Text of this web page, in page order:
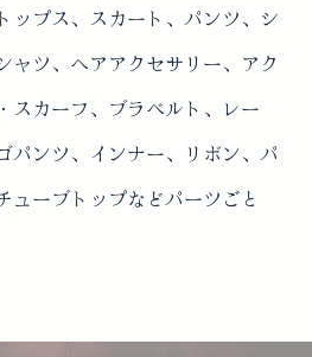
ップス、スカート、パンツ、シ
ャツ、ヘアアクセサリー、アク
スカーフ、ブラベルト、レー
パンツ、インナー、リボン、パ
ューブトップなどパーツごと